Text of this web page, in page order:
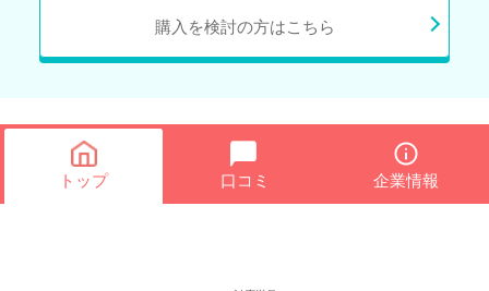
購入を検討の方はこちら
トップ 口コミ 企業情報